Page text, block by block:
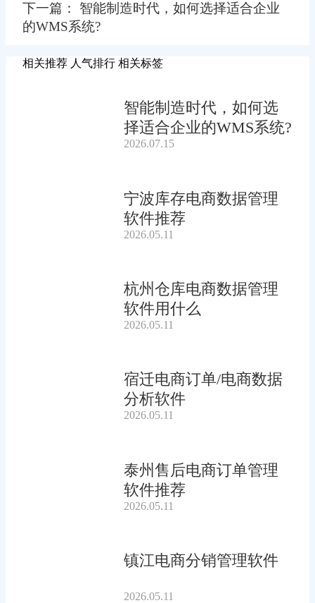
下一篇： 智能制造时代，如何选择适合企业
的WMS系统?
相关推荐 人气排行 相关标签
智能制造时代，如何选
择适合企业的WMS系统?
2026.07.15
宁波库存电商数据管理
软件推荐
2026.05.11
杭州仓库电商数据管理
软件用什么
2026.05.11
宿迁电商订单/电商数据
分析软件
2026.05.11
泰州售后电商订单管理
软件推荐
2026.05.11
镇江电商分销管理软件
2026.05.11